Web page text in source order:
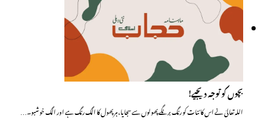
بچوں کو توجہ دیجیے!
اللہ تعالیٰ نے اس کائنات کو رنگ برنگے پھولوں سے سجایا، ہر پھول کا الگ رنگ ہے اور الگ خوشبو۔…